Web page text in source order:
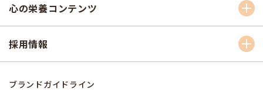
心の栄養コンテンツ
採用情報
ブランドガイドライン